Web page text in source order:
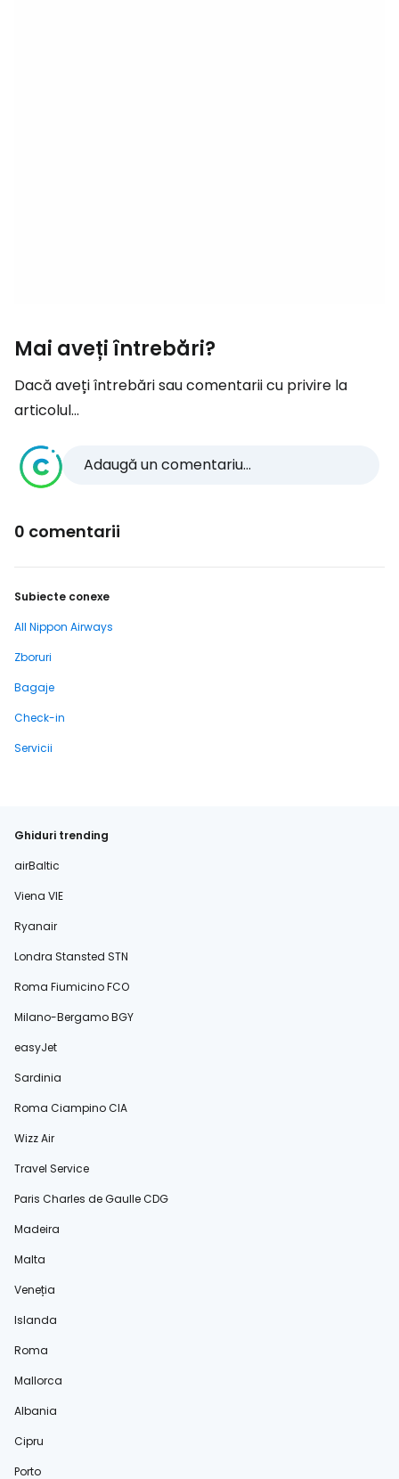
Mai aveți întrebări?
Dacă aveți întrebări sau comentarii cu privire la
articolul...
Adaugă un comentariu...
0 comentarii
Subiecte conexe
All Nippon Airways
Zboruri
Bagaje
Check-in
Servicii
Ghiduri trending
airBaltic
Viena VIE
Ryanair
Londra Stansted STN
Roma Fiumicino FCO
Milano-Bergamo BGY
easyJet
Sardinia
Roma Ciampino CIA
Wizz Air
Travel Service
Paris Charles de Gaulle CDG
Madeira
Malta
Veneția
Islanda
Roma
Mallorca
Albania
Cipru
Porto